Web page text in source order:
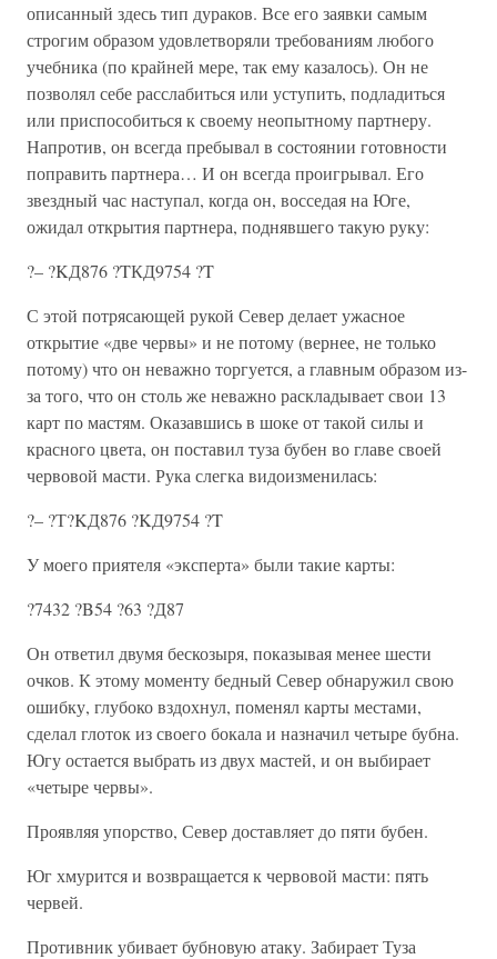
описанный здесь тип дураков. Все его заявки самым
строгим образом удовлетворяли требованиям любого
учебника (по крайней мере, так ему казалось). Он не
позволял себе расслабиться или уступить, подладиться
или приспособиться к своему неопытному партнеру.
Напротив, он всегда пребывал в состоянии готовности
поправить партнера… И он всегда проигрывал. Его
звездный час наступал, когда он, восседая на Юге,
ожидал открытия партнера, поднявшего такую руку:
?– ?KД876 ?TКД9754 ?T
С этой потрясающей рукой Север делает ужасное
открытие «две червы» и не потому (вернее, не только
потому) что он неважно торгуется, а главным образом из-
за того, что он столь же неважно раскладывает свои 13
карт по мастям. Оказавшись в шоке от такой силы и
красного цвета, он поставил туза бубен во главе своей
червовой масти. Рука слегка видоизменилась:
?– ?Т?KД876 ?KД9754 ?T
У моего приятеля «эксперта» были такие карты:
?7432 ?B54 ?63 ?Д87
Он ответил двумя бескозыря, показывая менее шести
очков. К этому моменту бедный Север обнаружил свою
ошибку, глубоко вздохнул, поменял карты местами,
сделал глоток из своего бокала и назначил четыре бубна.
Югу остается выбрать из двух мастей, и он выбирает
«четыре червы».
Проявляя упорство, Север доставляет до пяти бубен.
Юг хмурится и возвращается к червовой масти: пять
червей.
Противник убивает бубновую атаку. Забирает Туза